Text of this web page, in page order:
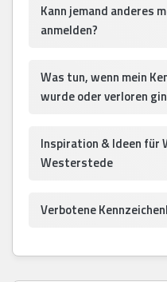
Kann jemand anderes
anmelden?
Was tun, wenn mein
wurde oder verloren
Inspiration & Ideen für
Westerstede
Verbotene